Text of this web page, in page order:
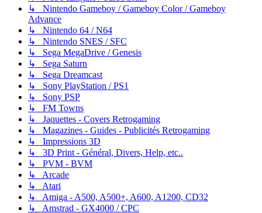
↳ Nintendo Gameboy / Gameboy Color / Gameboy
Advance
↳ Nintendo 64 / N64
↳ Nintendo SNES / SFC
↳ Sega MegaDrive / Genesis
↳ Sega Saturn
↳ Sega Dreamcast
↳ Sony PlayStation / PS1
↳ Sony PSP
↳ FM Towns
↳ Jaquettes - Covers Retrogaming
↳ Magazines - Guides - Publicités Retrogaming
↳ Impressions 3D
↳ 3D Print - Général, Divers, Help, etc..
↳ PVM - BVM
↳ Arcade
↳ Atari
↳ Amiga - A500, A500+, A600, A1200, CD32
↳ Amstrad - GX4000 / CPC